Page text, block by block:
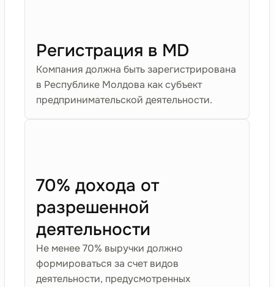
Регистрация в MD
Компания должна быть зарегистрирована
в Республике Молдова как субъект
предпринимательской деятельности.
70% дохода от
разрешенной
деятельности
Не менее 70% выручки должно
формироваться за счет видов
деятельности, предусмотренных